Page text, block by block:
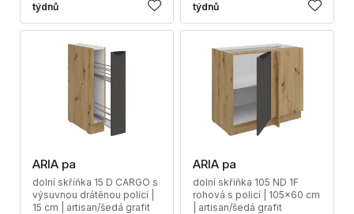
týdnů
týdnů
ARIA pa
dolní skříňka 15 D CARGO s
výsuvnou drátěnou policí |
15 cm | artisan/šedá grafit
ARIA pa
dolní skříňka 105 ND 1F
rohová s policí | 105x60 cm
| artisan/šedá grafit